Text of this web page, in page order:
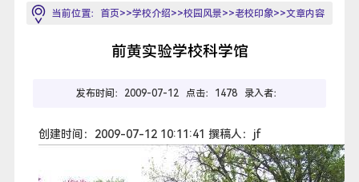
当前位置： 首页>>学校介绍>>校园风景>>老校印象>>文章内容
前黄实验学校科学馆
发布时间：2009-07-12 点击： 1478 录入者：
创建时间：2009-07-12 10:11:41 撰稿人：jf